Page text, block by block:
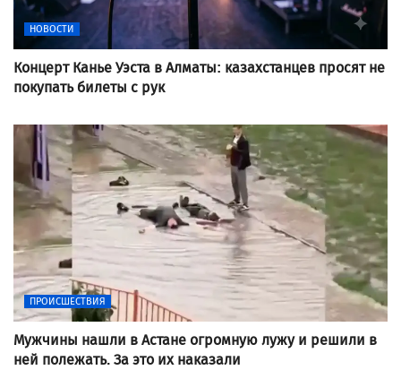
НОВОСТИ
Концерт Канье Уэста в Алматы: казахстанцев просят не
покупать билеты с рук
ПРОИСШЕСТВИЯ
Мужчины нашли в Астане огромную лужу и решили в
ней полежать. За это их наказали